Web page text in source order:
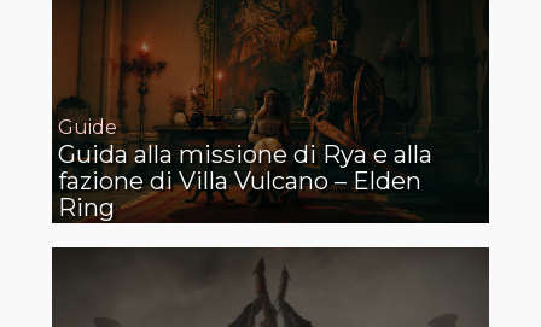
Guide
Guida alla missione di Rya e alla
fazione di Villa Vulcano – Elden
Ring